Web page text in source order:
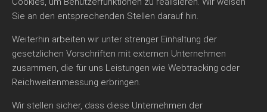
Sie an den entsprechenden Stellen darauf hin.
Weiterhin arbeiten wir unter strenger Einhaltung der
gesetzlichen Vorschriften mit externen Unternehmen
zusammen, die für uns Leistungen wie Webtracking oder
Reichweitenmessung erbringen.
Wir stellen sicher, dass diese Unternehmen der